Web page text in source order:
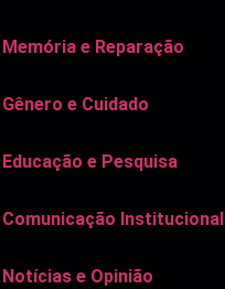
Memória e Reparação
Gênero e Cuidado
Educação e Pesquisa
Comunicação Institucional
Notícias e Opinião